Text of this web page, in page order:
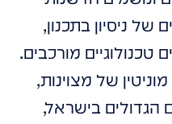
של ניסיון בתכנון,
מורכבים.
של מצוינות,
הגדולים בישראל,